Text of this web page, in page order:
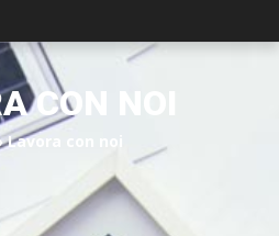
CON NOI
Lavora con noi